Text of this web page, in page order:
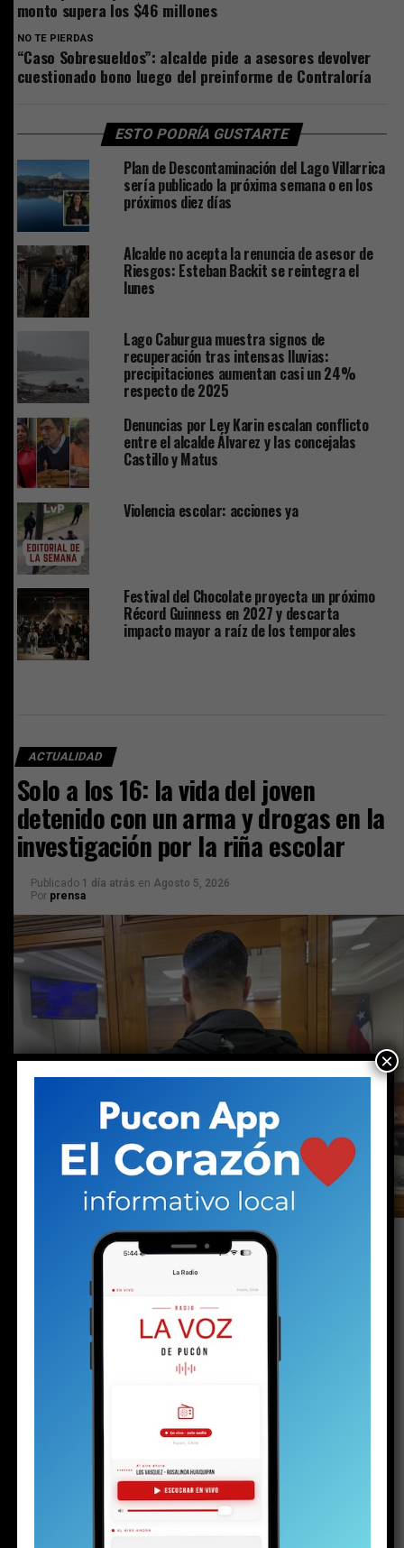
monto supera los $46 millones
NO TE PIERDAS
“Caso Sobresueldos”: alcalde pide a asesores devolver
cuestionado bono luego del preinforme de Contraloría
ESTO PODRÍA GUSTARTE
Plan de Descontaminación del Lago Villarrica
sería publicado la próxima semana o en los
próximos diez días
Alcalde no acepta la renuncia de asesor de
Riesgos: Esteban Backit se reintegra el
lunes
Lago Caburgua muestra signos de
recuperación tras intensas lluvias:
precipitaciones aumentan casi un 24%
respecto de 2025
Denuncias por Ley Karin escalan conflicto
entre el alcalde Álvarez y las concejalas
Castillo y Matus
Violencia escolar: acciones ya
Festival del Chocolate proyecta un próximo
Récord Guinness en 2027 y descarta
impacto mayor a raíz de los temporales
ACTUALIDAD
Solo a los 16: la vida del joven
detenido con un arma y drogas en la
investigación por la riña escolar
Publicado 1 día atrás en Agosto 5, 2026
Por prensa
Arrendaba una pieza en el centro de Pucón. La
policía encontró un arma, balas, drogas y
dinero en efectivo. Pero no solo eso: también
halló la historia de un niño marcado por el
Las palabras de una joven en el hall central de espera
del tribunal de Pucón suenan duras. Las escuchan otras
dos mujeres: una de mediana edad y otra mayor. Las tres
×